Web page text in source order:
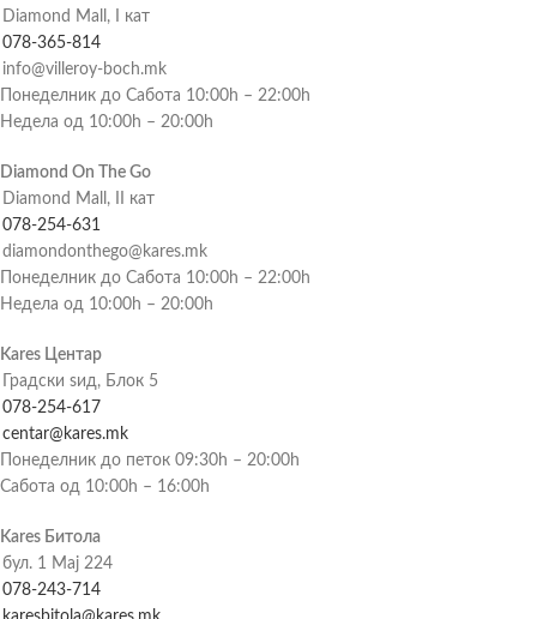
Diamond Mall, I кат
078-365-814
info@villeroy-boch.mk
Понеделник до Сабота 10:00h – 22:00h
Недела од 10:00h – 20:00h
Diamond On The Go
Diamond Mall, II кат
078-254-631
diamondonthego@kares.mk
Понеделник до Сабота 10:00h – 22:00h
Недела од 10:00h – 20:00h
Kares Центар
Градски ѕид, Блок 5
078-254-617
centar@kares.mk
Понеделник до петок 09:30h – 20:00h
Сабота од 10:00h – 16:00h
Kares Битола
бул. 1 Мај 224
078-243-714